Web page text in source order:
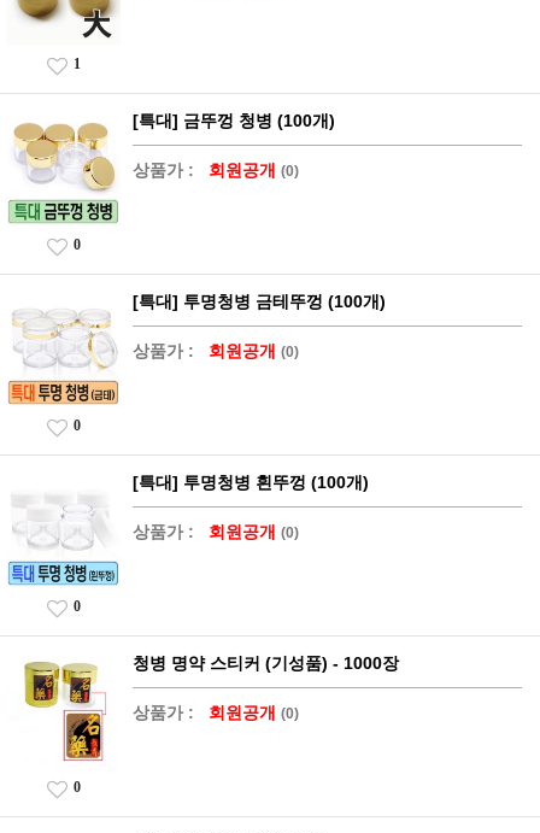
1
[특대] 금뚜껑 청병 (100개)
상품가 : 회원공개 (0)
0
[특대] 투명청병 금테뚜껑 (100개)
상품가 : 회원공개 (0)
0
[특대] 투명청병 흰뚜껑 (100개)
상품가 : 회원공개 (0)
0
청병 명약 스티커 (기성품) - 1000장
상품가 : 회원공개 (0)
0